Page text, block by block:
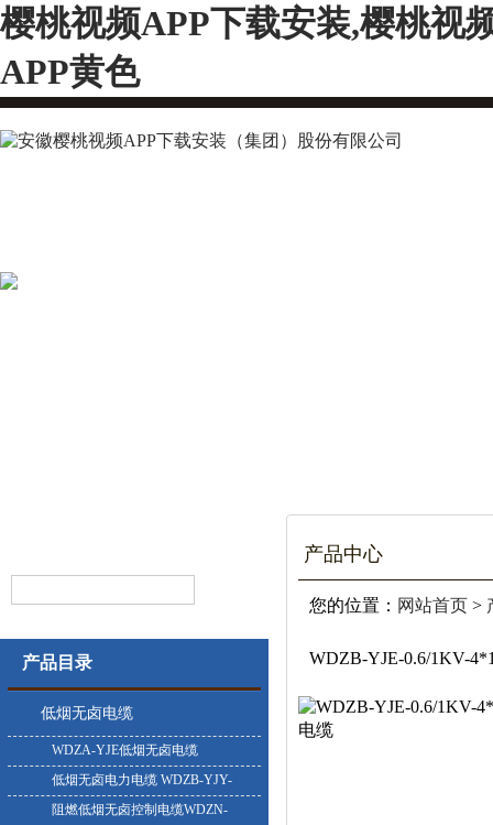
樱桃视频APP下载安装,樱桃视
APP黄色
产品目录
低烟无卤电缆
WDZA-YJE低烟无卤电缆
低烟无卤电力电缆 WDZB-YJY-
0.6/1KV
阻燃低烟无卤控制电缆WDZN-
产品中心
您的位置： 网站首页 >
WDZB-YJE-0.6/1KV-